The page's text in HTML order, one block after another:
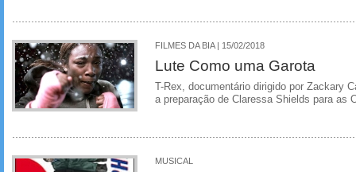
FILMES DA BIA | 15/02/2018
Lute Como uma Garota
T-Rex, documentário dirigido por Zackary
a preparação de Claressa Shields para as
MUSICAL